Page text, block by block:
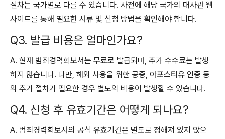
절차는 국가별로 다를 수 있습니다. 사전에 해당 국가의 대사관 웹
사이트를 통해 필요한 서류 및 신청 방법을 확인해야 합니다.
Q3. 발급 비용은 얼마인가요?
A. 현재 범죄경력회보서는 무료로 발급되며, 추가 수수료는 발생
하지 않습니다. 다만, 해외 사용을 위한 공증, 아포스티유 인증 등
의 추가 절차가 필요한 경우 별도의 비용이 발생할 수 있습니다.
Q4. 신청 후 유효기간은 어떻게 되나요?
A. 범죄경력회보서의 공식 유효기간은 별도로 정해져 있지 않으